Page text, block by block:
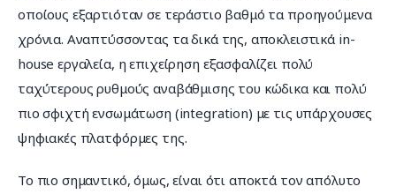
οποίους εξαρτιόταν σε τεράστιο βαθμό τα προηγούμενα
χρόνια. Αναπτύσσοντας τα δικά της, αποκλειστικά in-
house εργαλεία, η επιχείρηση εξασφαλίζει πολύ
ταχύτερους ρυθμούς αναβάθμισης του κώδικα και πολύ
πιο σφιχτή ενσωμάτωση (integration) με τις υπάρχουσες
ψηφιακές πλατφόρμες της.
Το πιο σημαντικό, όμως, είναι ότι αποκτά τον απόλυτο